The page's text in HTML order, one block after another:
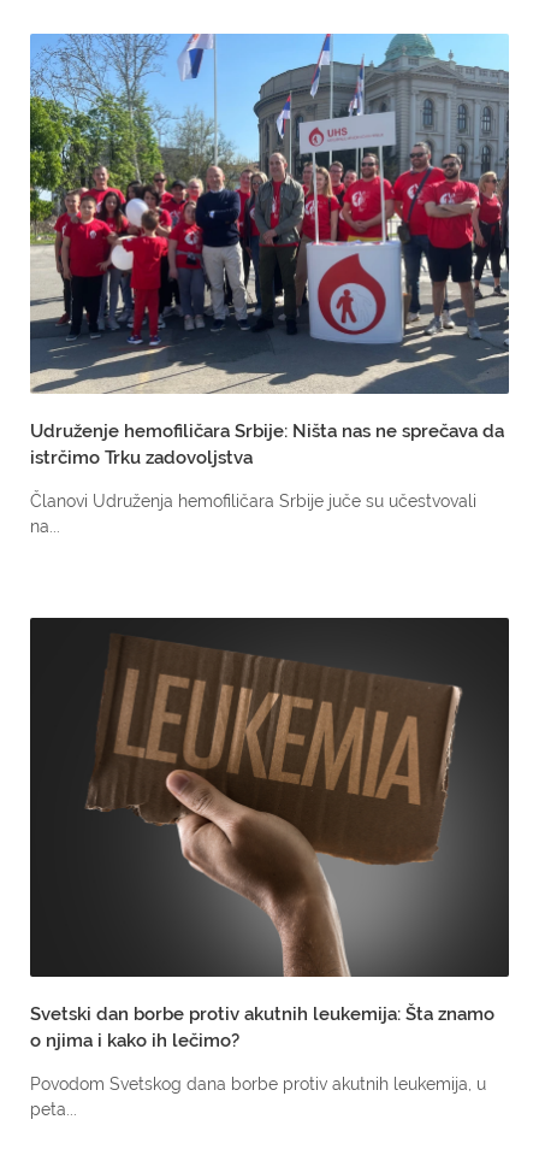
Udruženje hemofiličara Srbije: Ništa nas ne sprečava da
istrčimo Trku zadovoljstva
Članovi Udruženja hemofiličara Srbije juče su učestvovali
na...
Svetski dan borbe protiv akutnih leukemija: Šta znamo
o njima i kako ih lečimo?
Povodom Svetskog dana borbe protiv akutnih leukemija, u
peta...